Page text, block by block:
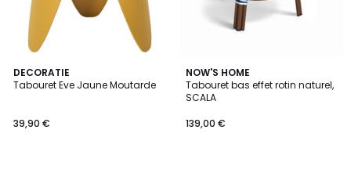
DECORATIE
Tabouret Eve Jaune Moutarde
39,90 €
NOW'S HOME
Tabouret bas effet rotin naturel,
SCALA
139,00 €